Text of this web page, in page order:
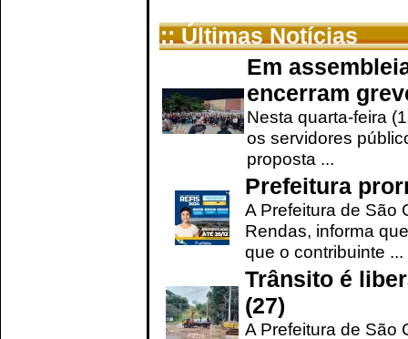
:: Últimas Notícias
Em
encerram
Nesta quarta-feira
os servidores
proposta ...
Prefeitura
A Prefeitura de São
Rendas, informa
que o contribuinte ...
Trânsito é
(27)
A Prefeitura de São